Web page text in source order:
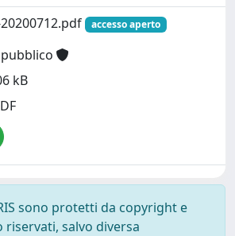
accesso aperto
kB
sono protetti da copyright e
salvo diversa